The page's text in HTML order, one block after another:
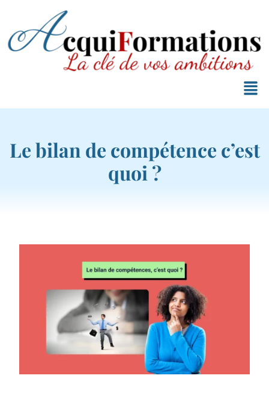
Le bilan de compétence c’est
quoi ?